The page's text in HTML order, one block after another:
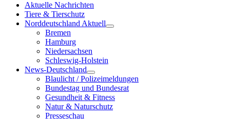
Aktuelle Nachrichten
Tiere & Tierschutz
Norddeutschland Aktuell
Bremen
Hamburg
Niedersachsen
Schleswig-Holstein
News-Deutschland
Blaulicht / Polizeimeldungen
Bundestag und Bundesrat
Gesundheit & Fitness
Natur & Naturschutz
Presseschau